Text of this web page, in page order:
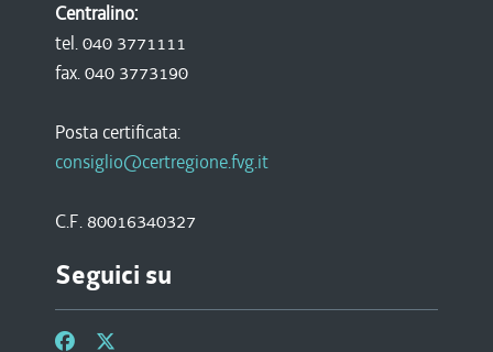
Centralino:
tel. 040 3771111
fax. 040 3773190
Posta certificata:
consiglio@certregione.fvg.it
C.F. 80016340327
Seguici su